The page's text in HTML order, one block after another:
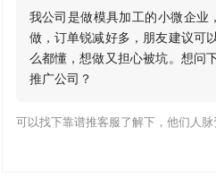
我公司是做模具加工的小微企业
做，订单锐减好多，朋友建议可
么都懂，想做又担心被坑。想问
推广公司？
可以找下靠谱推客服了解下，他们人